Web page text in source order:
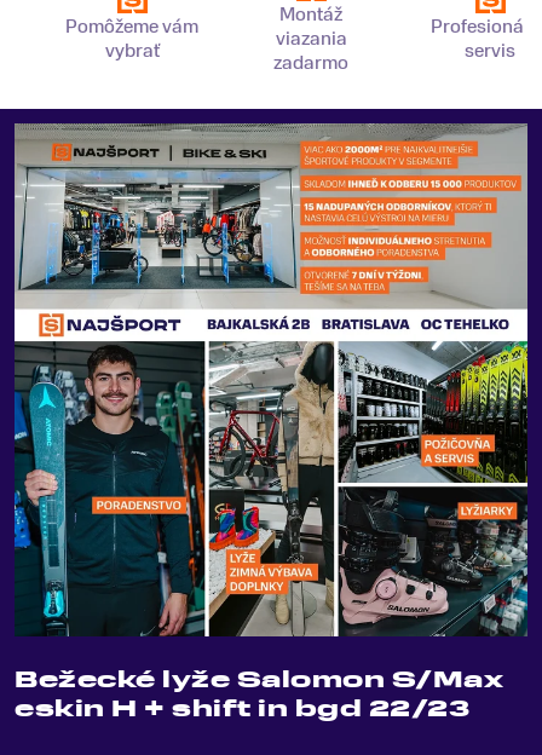
Pomôžeme vám
vybrať
Montáž
viazania
zadarmo
servis
Bežecké lyže Salomon S/Max
eskin H + shift in bgd 22/23